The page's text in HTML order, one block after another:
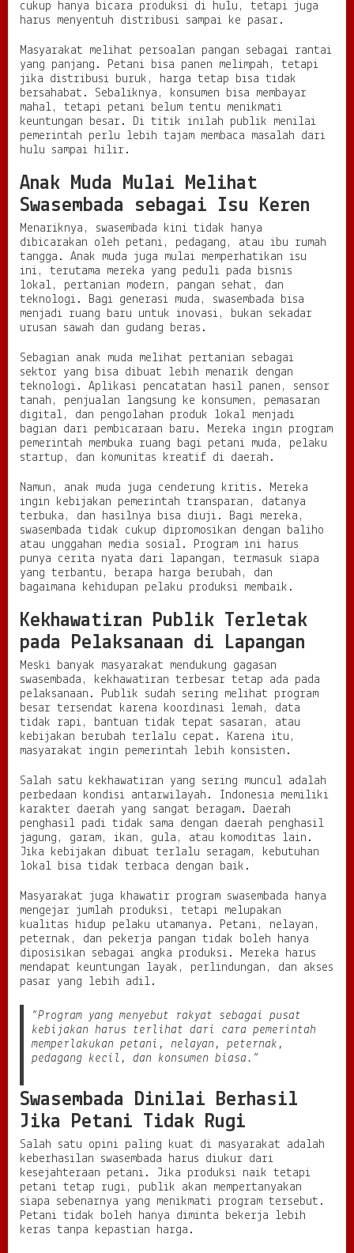
cukup hanya bicara produksi di hulu, tetapi juga
harus menyentuh distribusi sampai ke pasar.
Masyarakat melihat persoalan pangan sebagai rantai
yang panjang. Petani bisa panen melimpah, tetapi
jika distribusi buruk, harga tetap bisa tidak
bersahabat. Sebaliknya, konsumen bisa membayar
mahal, tetapi petani belum tentu menikmati
keuntungan besar. Di titik inilah publik menilai
pemerintah perlu lebih tajam membaca masalah dari
hulu sampai hilir.
Anak Muda Mulai Melihat
Swasembada sebagai Isu Keren
Menariknya, swasembada kini tidak hanya
dibicarakan oleh petani, pedagang, atau ibu rumah
tangga. Anak muda juga mulai memperhatikan isu
ini, terutama mereka yang peduli pada bisnis
lokal, pertanian modern, pangan sehat, dan
teknologi. Bagi generasi muda, swasembada bisa
menjadi ruang baru untuk inovasi, bukan sekadar
urusan sawah dan gudang beras.
Sebagian anak muda melihat pertanian sebagai
sektor yang bisa dibuat lebih menarik dengan
teknologi. Aplikasi pencatatan hasil panen, sensor
tanah, penjualan langsung ke konsumen, pemasaran
digital, dan pengolahan produk lokal menjadi
bagian dari pembicaraan baru. Mereka ingin program
pemerintah membuka ruang bagi petani muda, pelaku
startup, dan komunitas kreatif di daerah.
Namun, anak muda juga cenderung kritis. Mereka
ingin kebijakan pemerintah transparan, datanya
terbuka, dan hasilnya bisa diuji. Bagi mereka,
swasembada tidak cukup dipromosikan dengan baliho
atau unggahan media sosial. Program ini harus
punya cerita nyata dari lapangan, termasuk siapa
yang terbantu, berapa harga berubah, dan
bagaimana kehidupan pelaku produksi membaik.
Kekhawatiran Publik Terletak
pada Pelaksanaan di Lapangan
Meski banyak masyarakat mendukung gagasan
swasembada, kekhawatiran terbesar tetap ada pada
pelaksanaan. Publik sudah sering melihat program
besar tersendat karena koordinasi lemah, data
tidak rapi, bantuan tidak tepat sasaran, atau
kebijakan berubah terlalu cepat. Karena itu,
masyarakat ingin pemerintah lebih konsisten.
Salah satu kekhawatiran yang sering muncul adalah
perbedaan kondisi antarwilayah. Indonesia memiliki
karakter daerah yang sangat beragam. Daerah
penghasil padi tidak sama dengan daerah penghasil
jagung, garam, ikan, gula, atau komoditas lain.
Jika kebijakan dibuat terlalu seragam, kebutuhan
lokal bisa tidak terbaca dengan baik.
Masyarakat juga khawatir program swasembada hanya
mengejar jumlah produksi, tetapi melupakan
kualitas hidup pelaku utamanya. Petani, nelayan,
peternak, dan pekerja pangan tidak boleh hanya
diposisikan sebagai angka produksi. Mereka harus
mendapat keuntungan layak, perlindungan, dan akses
pasar yang lebih adil.
“Program yang menyebut rakyat sebagai pusat
kebijakan harus terlihat dari cara pemerintah
memperlakukan petani, nelayan, peternak,
pedagang kecil, dan konsumen biasa.”
Swasembada Dinilai Berhasil
Jika Petani Tidak Rugi
Salah satu opini paling kuat di masyarakat adalah
keberhasilan swasembada harus diukur dari
kesejahteraan petani. Jika produksi naik tetapi
petani tetap rugi, publik akan mempertanyakan
siapa sebenarnya yang menikmati program tersebut.
Petani tidak boleh hanya diminta bekerja lebih
keras tanpa kepastian harga.